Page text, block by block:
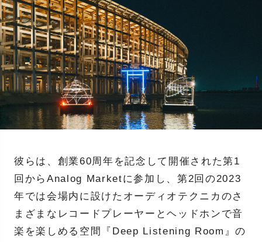
彼らは、創業60周年を記念して開催された第1
回からAnalog Marketに参加し、第2回の2023
年では会場内に設けたオーディオテクニカのさ
まざまなレコードプレーヤーとヘッドホンで音
楽を楽しめる空間『Deep Listening Room』の